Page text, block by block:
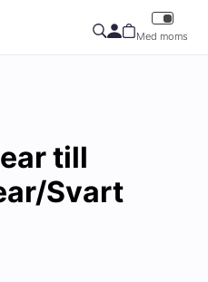
Med moms
till
Svart